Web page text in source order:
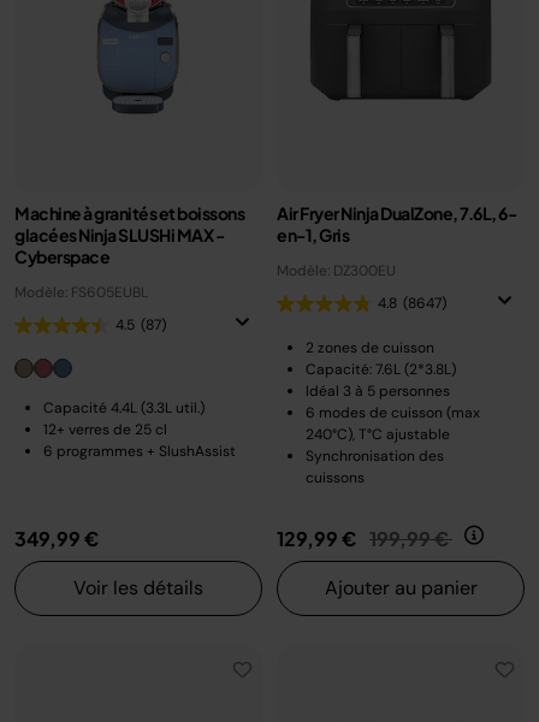
Machine à granités et boissons
glacées Ninja SLUSHi MAX -
Cyberspace
Modèle: FS605EUBL
4.5 (87)
Capacité 4.4L (3.3L util.)
12+ verres de 25 cl
6 programmes + SlushAssist
349,99 €
Voir les détails
Air Fryer Ninja DualZone, 7.6L, 6-
en-1, Gris
Modèle: DZ300EU
4.8 (8647)
2 zones de cuisson
Capacité: 7.6L (2*3.8L)
Idéal 3 à 5 personnes
6 modes de cuisson (max
240°C), T°C ajustable
Synchronisation des
cuissons
129,99 € Prix réduit de
199,99 € au
Ajouter au panier